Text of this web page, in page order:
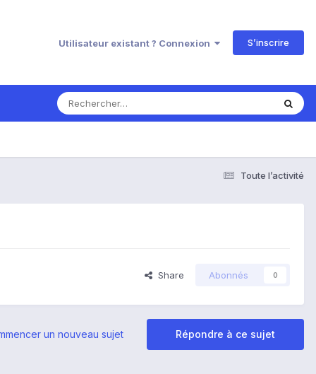
Utilisateur existant ? Connexion S’inscrire
Toute l’activité
Share Abonnés 0
Répondre à ce sujet
un nouveau sujet